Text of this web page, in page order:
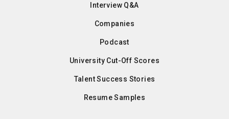
Interview Q&A
Companies
Podcast
University Cut-Off Scores
Talent Success Stories
Resume Samples